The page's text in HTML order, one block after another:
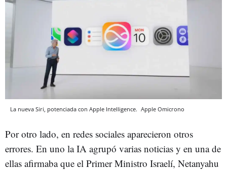
La nueva Siri, potenciada con Apple Intelligence. Apple Omicrono
Por otro lado, en redes sociales aparecieron otros
errores. En uno la IA agrupó varias noticias y en una de
ellas afirmaba que el Primer Ministro Israelí, Netanyahu